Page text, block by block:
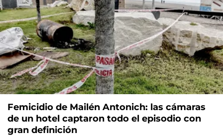
Femicidio de Mailén Antonich: las cámaras
de un hotel captaron todo el episodio con
gran definición